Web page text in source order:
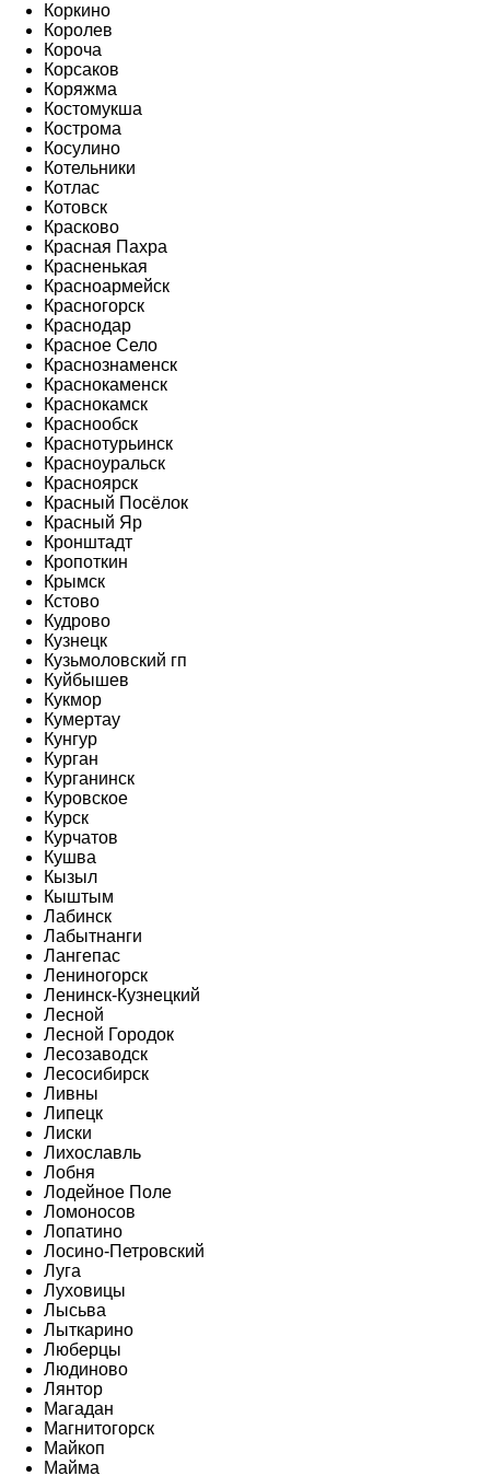
Коркино
Королев
Короча
Корсаков
Коряжма
Костомукша
Кострома
Косулино
Котельники
Котлас
Котовск
Красково
Красная Пахра
Красненькая
Красноармейск
Красногорск
Краснодар
Красное Село
Краснознаменск
Краснокаменск
Краснокамск
Краснообск
Краснотурьинск
Красноуральск
Красноярск
Красный Посёлок
Красный Яр
Кронштадт
Кропоткин
Крымск
Кстово
Кудрово
Кузнецк
Кузьмоловский гп
Куйбышев
Кукмор
Кумертау
Кунгур
Курган
Курганинск
Куровское
Курск
Курчатов
Кушва
Кызыл
Кыштым
Лабинск
Лабытнанги
Лангепас
Лениногорск
Ленинск-Кузнецкий
Лесной
Лесной Городок
Лесозаводск
Лесосибирск
Ливны
Липецк
Лиски
Лихославль
Лобня
Лодейное Поле
Ломоносов
Лопатино
Лосино-Петровский
Луга
Луховицы
Лысьва
Лыткарино
Люберцы
Людиново
Лянтор
Магадан
Магнитогорск
Майкоп
Майма